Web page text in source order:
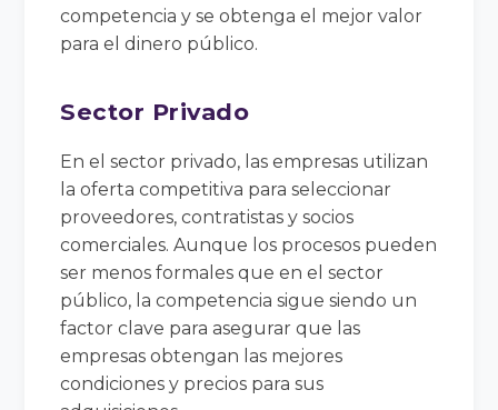
competencia y se obtenga el mejor valor
para el dinero público.
Sector Privado
En el sector privado, las empresas utilizan
la oferta competitiva para seleccionar
proveedores, contratistas y socios
comerciales. Aunque los procesos pueden
ser menos formales que en el sector
público, la competencia sigue siendo un
factor clave para asegurar que las
empresas obtengan las mejores
condiciones y precios para sus